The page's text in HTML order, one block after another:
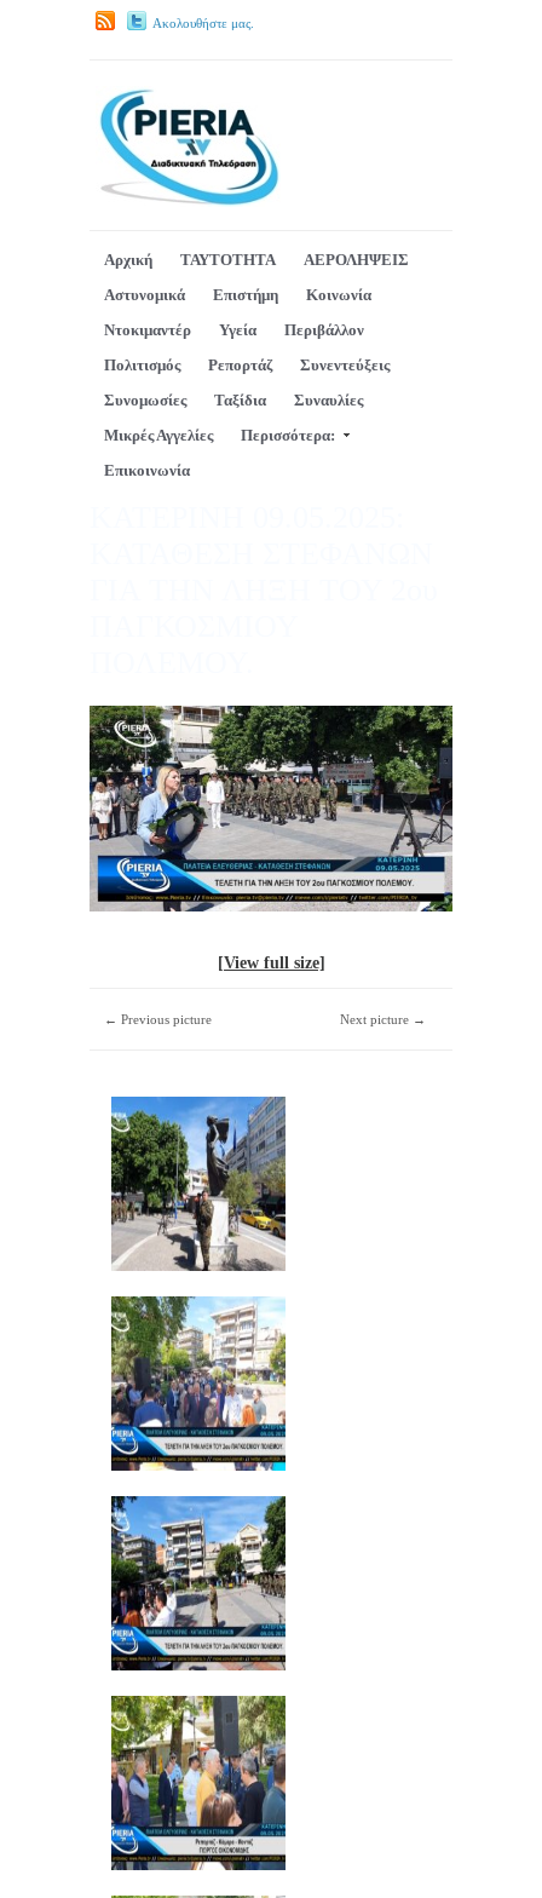
Ακολουθήστε μας.
Αρχική ΤΑΥΤΟΤΗΤΑ
ΑΕΡΟΛΗΨΕΙΣ
Αστυνομικά
Επιστήμη
Κοινωνία
Ντοκιμαντέρ
Υγεία
Περιβάλλον
Πολιτισμός
Ρεπορτάζ
Συνεντεύξεις
Συνομωσίες
Ταξίδια
Συναυλίες
Μικρές Αγγελίες
Περισσότερα:
Επικοινωνία
[View full size]
← Previous picture Next picture →